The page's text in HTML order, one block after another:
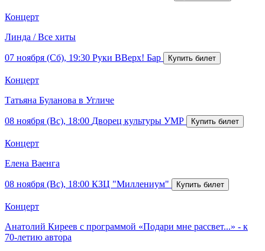
Концерт
Линда / Все хиты
07 ноября (Сб), 19:30 Руки ВВерх! Бар
Концерт
Татьяна Буланова в Угличе
08 ноября (Вс), 18:00 Дворец культуры УМР
Концерт
Елена Ваенга
08 ноября (Вс), 18:00 КЗЦ "Миллениум"
Концерт
Анатолий Киреев с программой «Подари мне рассвет...» - к
70-летию автора